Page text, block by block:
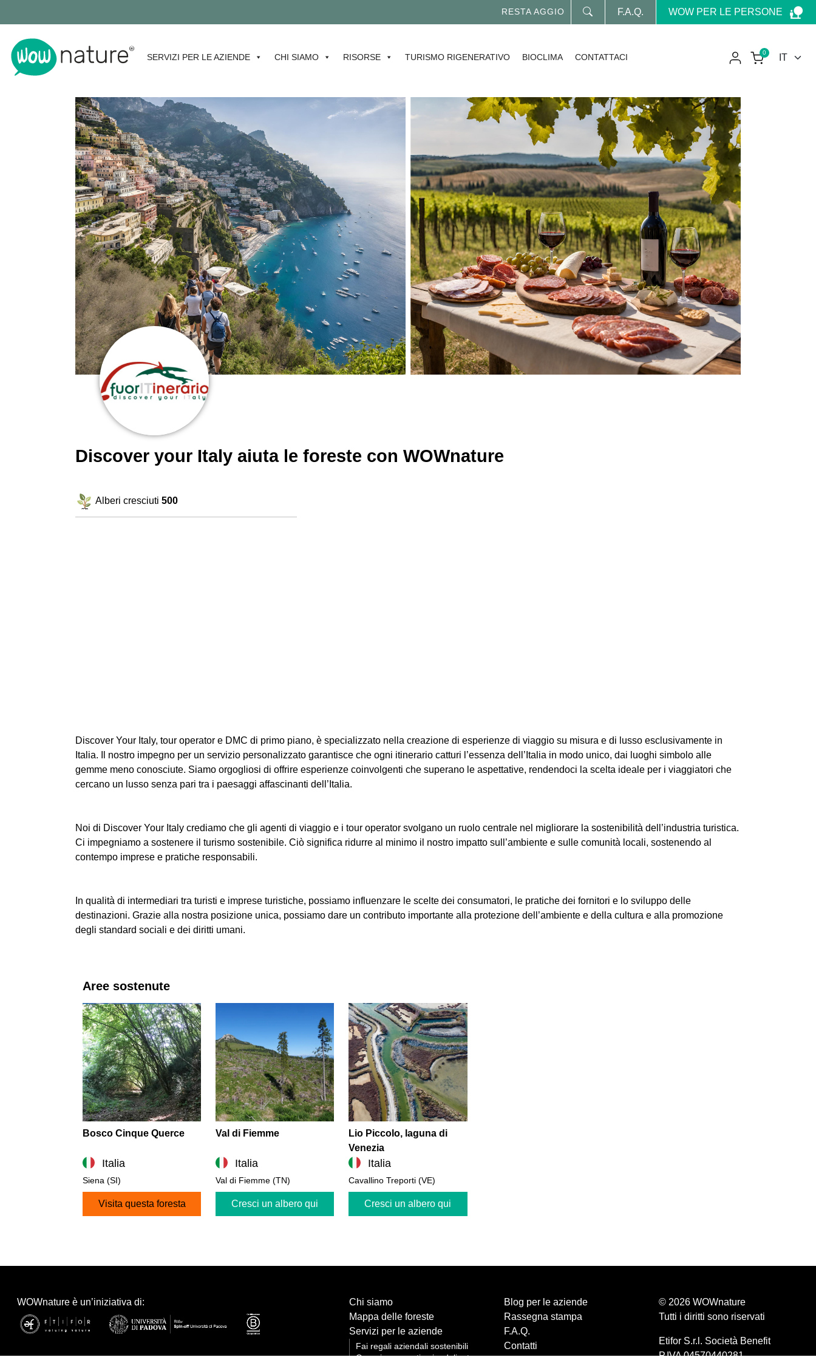
RESTA AGGIORNATO SUL MONDO WOW
F.A.Q. WOW PER LE PERSONE
SERVIZI PER LE AZIENDE CHI SIAMO RISORSE TURISMO RIGENERATIVO BIOCLIMA CONTATTACI 0
Discover your Italy aiuta le foreste con WOWnature
Alberi cresciuti 500
Discover Your Italy, tour operator e DMC di primo piano, è specializzato nella creazione di esperienze di viaggio su misura e di lusso esclusivamente in
Italia. Il nostro impegno per un servizio personalizzato garantisce che ogni itinerario catturi l’essenza dell’Italia in modo unico, dai luoghi simbolo alle
gemme meno conosciute. Siamo orgogliosi di offrire esperienze coinvolgenti che superano le aspettative, rendendoci la scelta ideale per i viaggiatori che
cercano un lusso senza pari tra i paesaggi affascinanti dell’Italia.
Noi di Discover Your Italy crediamo che gli agenti di viaggio e i tour operator svolgano un ruolo centrale nel migliorare la sostenibilità dell’industria turistica.
Ci impegniamo a sostenere il turismo sostenibile. Ciò significa ridurre al minimo il nostro impatto sull’ambiente e sulle comunità locali, sostenendo al
contempo imprese e pratiche responsabili.
In qualità di intermediari tra turisti e imprese turistiche, possiamo influenzare le scelte dei consumatori, le pratiche dei fornitori e lo sviluppo delle
destinazioni. Grazie alla nostra posizione unica, possiamo dare un contributo importante alla protezione dell’ambiente e della cultura e alla promozione
degli standard sociali e dei diritti umani.
Aree sostenute
Bosco Cinque Querce
Italia
Siena (SI)
Visita questa foresta
Val di Fiemme
Italia
Val di Fiemme (TN)
Cresci un albero qui
Lio Piccolo, laguna di
Venezia
Italia
Cavallino Treporti (VE)
Cresci un albero qui
WOWnature è un’iniziativa di:
Chi siamo
Mappa delle foreste
Servizi per le aziende
Fai regali aziendali sostenibili
Organizza eventi aziendali e team
Blog per le aziende
Rassegna stampa
F.A.Q.
Contatti
© 2026 WOWnature
Tutti i diritti sono riservati
Etifor S.r.l. Società Benefit
P.IVA 04570440281